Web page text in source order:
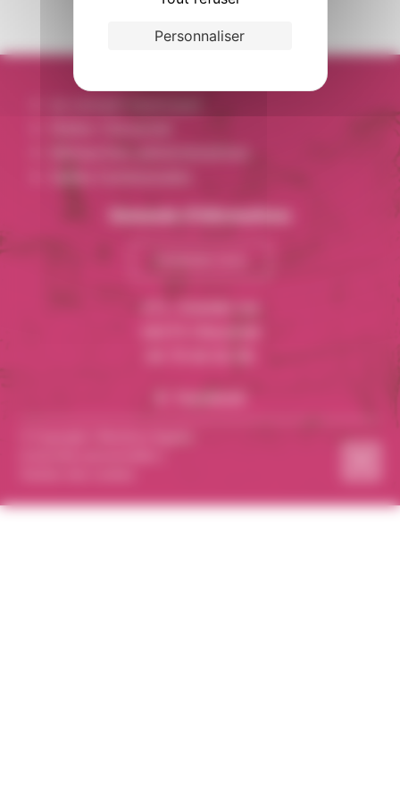
Personnaliser